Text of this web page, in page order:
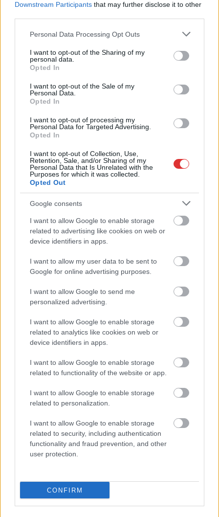
Downstream Participants that may further disclose it to other
Please note that this website/app uses one or more Google
not limited to your visit or usage behaviour. You may click to
grant or deny consent to Google and its third-party tags to
use your data for below specified purposes in below Google
consent section.
Personal Data Processing Opt Outs
I want to opt-out of the Sharing of my
personal data.
Opted In
I want to opt-out of the Sale of my
Personal Data.
Opted In
I want to opt-out of processing my
Personal Data for Targeted Advertising.
Opted In
I want to opt-out of Collection, Use,
Retention, Sale, and/or Sharing of my
Personal Data that Is Unrelated with the
Purposes for which it was collected.
Opted Out
Google consents
I want to allow Google to enable storage
related to advertising like cookies on web or
device identifiers in apps.
I want to allow my user data to be sent to
Google for online advertising purposes.
I want to allow Google to send me
personalized advertising.
I want to allow Google to enable storage
related to analytics like cookies on web or
device identifiers in apps.
I want to allow Google to enable storage
related to functionality of the website or app.
I want to allow Google to enable storage
related to personalization.
I want to allow Google to enable storage
related to security, including authentication
functionality and fraud prevention, and other
user protection.
CONFIRM
Különleges online
regionális újságírást: az
Fenntarthatóság
Egyesület jótékonysági
kötetek és ritkaságok kerülnek kalapács alá, a befolyt összeg
pedig teljes egészében a Borsod24, a Szol24 és a Szabolcs24
hírportálok fennmaradását szolgálja.
Magyarország árverés,borsod24,dedikált,fedor vilmos,hírportál
Perintfalvi Rita,somorjai lehel,szabolcs24, szol24
Miskolc titkai és a történelem mozaikjai:
Licitáljon dedikált könyvritkaságokra!
városi titkok és a
magyar történelem
most dedikált
különlegességekkel
gyűjteményét, miközben Miskolc rejtett kultúráját és a
jelenünk globális összefüggéseit is megismerheti.
TOVÁBB OLVASOM
Magyarország borsod24
A magyar valóság két arcát is bemutatjuk
jótékonysági licitünkön
2025.12.17. szol24.hu